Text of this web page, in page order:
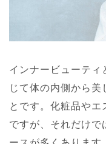
インナービューティ
じて体の内側から美
とです。化粧品やエ
ですが、それだけで